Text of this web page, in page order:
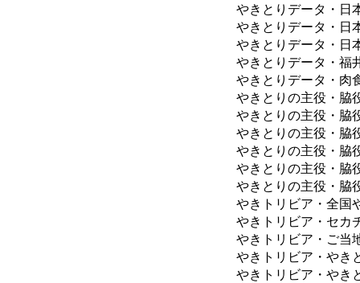
やきとりデータ・日
やきとりデータ・日
やきとりデータ・日
やきとりデータ・福
やきとりデータ・肉
やきとりの主役・脇
やきとりの主役・脇
やきとりの主役・脇
やきとりの主役・脇
やきとりの主役・脇
やきとりの主役・脇
やきトリビア・全国
やきトリビア・セカ
やきトリビア・ご当
やきトリビア・やき
やきトリビア・やき